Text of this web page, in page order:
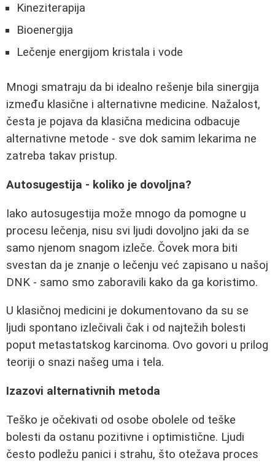
Kineziterapija
Bioenergija
Lečenje energijom kristala i vode
Mnogi smatraju da bi idealno rešenje bila sinergija
između klasične i alternativne medicine. Nažalost,
česta je pojava da klasična medicina odbacuje
alternativne metode - sve dok samim lekarima ne
zatreba takav pristup.
Autosugestija - koliko je dovoljna?
Iako autosugestija može mnogo da pomogne u
procesu lečenja, nisu svi ljudi dovoljno jaki da se
samo njenom snagom izleče. Čovek mora biti
svestan da je znanje o lečenju već zapisano u našoj
DNK - samo smo zaboravili kako da ga koristimo.
U klasičnoj medicini je dokumentovano da su se
ljudi spontano izlečivali čak i od najtežih bolesti
poput metastatskog karcinoma. Ovo govori u prilog
teoriji o snazi našeg uma i tela.
Izazovi alternativnih metoda
Teško je očekivati od osobe obolele od teške
bolesti da ostanu pozitivne i optimistične. Ljudi
često podležu panici i strahu, što otežava proces